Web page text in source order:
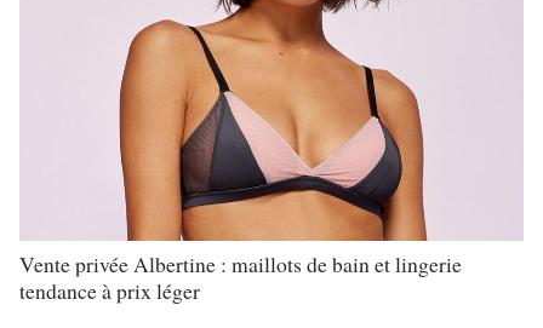
Vente privée Albertine : maillots de bain et lingerie
tendance à prix léger